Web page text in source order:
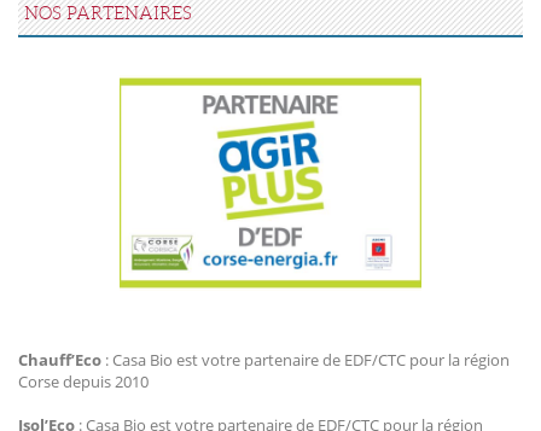
NOS PARTENAIRES
Chauff’Eco : Casa Bio est votre partenaire de EDF/CTC pour la région
Corse depuis 2010
Isol’Eco : Casa Bio est votre partenaire de EDF/CTC pour la région